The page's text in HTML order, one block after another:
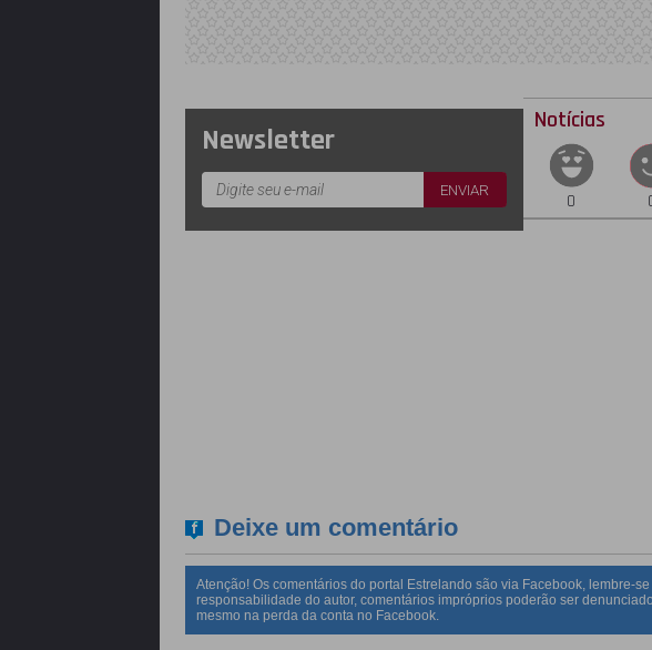
Newsletter
Notícias
0
Deixe um comentário
Atenção! Os comentários do portal Estrelando são via Facebook, lembre-
responsabilidade do autor, comentários impróprios poderão ser
mesmo na perda da conta no Facebook.